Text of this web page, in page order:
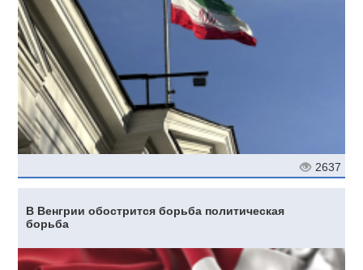
2637
В Венгрии обострится борьба политическая
борьба